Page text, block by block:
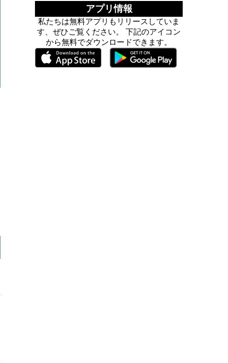
アプリ情報
私たちは無料アプリもリリースしていま
す、ぜひご覧ください。 下記のアイコン
から無料でダウンロードできます。